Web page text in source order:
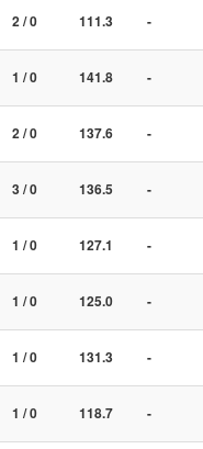
2 / 0 111.3 -
1 / 0 141.8 -
2 / 0 137.6 -
3 / 0 136.5 -
1 / 0 127.1 -
1 / 0 125.0 -
1 / 0 131.3 -
1 / 0 118.7 -